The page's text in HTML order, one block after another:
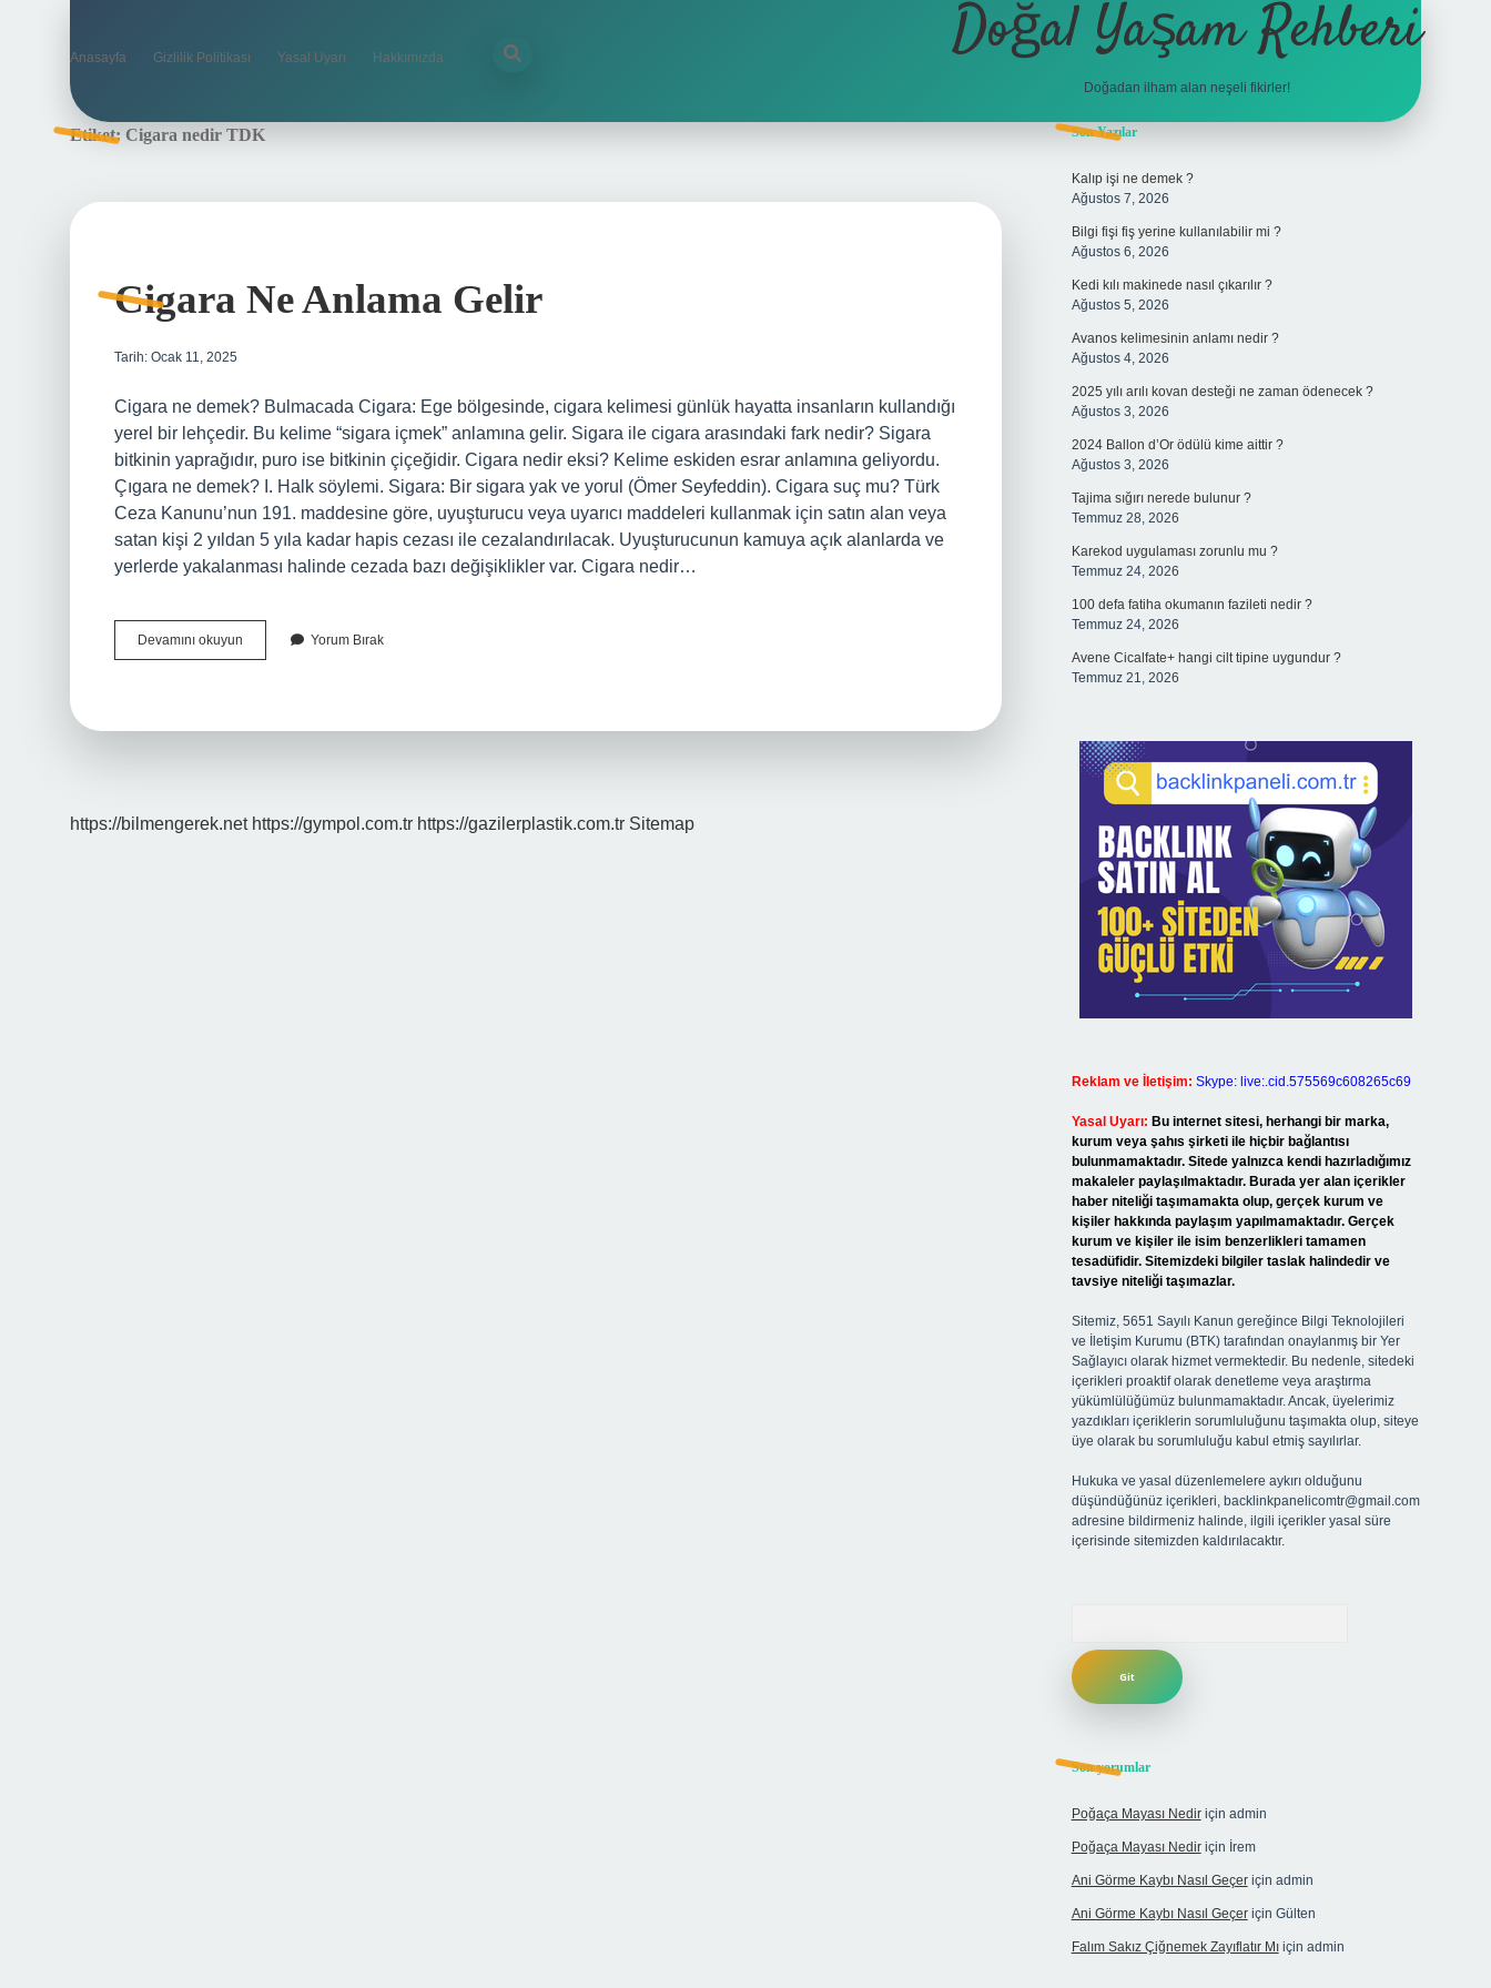
Anasayfa Gizlilik Politikası Yasal Uyarı Hakkımızda Doğal Yaşam Rehberi
Doğadan ilham alan neşeli fikirler!
Etiket: Cigara nedir TDK
Cigara Ne Anlama Gelir
Tarih: Ocak 11, 2025
Cigara ne demek? Bulmacada Cigara: Ege bölgesinde, cigara kelimesi günlük hayatta insanların kullandığı
yerel bir lehçedir. Bu kelime “sigara içmek” anlamına gelir. Sigara ile cigara arasındaki fark nedir? Sigara
bitkinin yaprağıdır, puro ise bitkinin çiçeğidir. Cigara nedir eksi? Kelime eskiden esrar anlamına geliyordu.
Çıgara ne demek? I. Halk söylemi. Sigara: Bir sigara yak ve yorul (Ömer Seyfeddin). Cigara suç mu? Türk
Ceza Kanunu’nun 191. maddesine göre, uyuşturucu veya uyarıcı maddeleri kullanmak için satın alan veya
satan kişi 2 yıldan 5 yıla kadar hapis cezası ile cezalandırılacak. Uyuşturucunun kamuya açık alanlarda ve
yerlerde yakalanması halinde cezada bazı değişiklikler var. Cigara nedir…
Devamını okuyun
Ne
Yorum Bırak
https://bilmengerek.net https://gympol.com.tr https://gazilerplastik.com.tr Sitemap
Sidebar
Son Yazılar
Kalıp işi ne demek ?
Ağustos 7, 2026
Bilgi fişi fiş yerine kullanılabilir mi ?
Ağustos 6, 2026
Kedi kılı makinede nasıl çıkarılır ?
Ağustos 5, 2026
Avanos kelimesinin anlamı nedir ?
Ağustos 4, 2026
2025 yılı arılı kovan desteği ne zaman ödenecek ?
Ağustos 3, 2026
2024 Ballon d’Or ödülü kime aittir ?
Ağustos 3, 2026
Tajima sığırı nerede bulunur ?
Temmuz 28, 2026
Karekod uygulaması zorunlu mu ?
Temmuz 24, 2026
100 defa fatiha okumanın fazileti nedir ?
Temmuz 24, 2026
Avene Cicalfate+ hangi cilt tipine uygundur ?
Temmuz 21, 2026
Reklam ve İletişim: Skype: live:.cid.575569c608265c69
Yasal Uyarı: Bu internet sitesi, herhangi bir marka,
kurum veya şahıs şirketi ile hiçbir bağlantısı
bulunmamaktadır. Sitede yalnızca kendi hazırladığımız
makaleler paylaşılmaktadır. Burada yer alan içerikler
haber niteliği taşımamakta olup, gerçek kurum ve
kişiler hakkında paylaşım yapılmamaktadır. Gerçek
kurum ve kişiler ile isim benzerlikleri tamamen
tesadüfidir. Sitemizdeki bilgiler taslak halindedir ve
tavsiye niteliği taşımazlar.
Sitemiz, 5651 Sayılı Kanun gereğince Bilgi Teknolojileri
ve İletişim Kurumu (BTK) tarafından onaylanmış bir Yer
Sağlayıcı olarak hizmet vermektedir. Bu nedenle, sitedeki
içerikleri proaktif olarak denetleme veya araştırma
yükümlülüğümüz bulunmamaktadır. Ancak, üyelerimiz
yazdıkları içeriklerin sorumluluğunu taşımakta olup, siteye
üye olarak bu sorumluluğu kabul etmiş sayılırlar.
Hukuka ve yasal düzenlemelere aykırı olduğunu
düşündüğünüz içerikleri, backlinkpanelicomtr@gmail.com
adresine bildirmeniz halinde, ilgili içerikler yasal süre
içerisinde sitemizden kaldırılacaktır.
Son yorumlar
Poğaça Mayası Nediriçin admin
Poğaça Mayası Nediriçin İrem
Ani Görme Kaybı Nasıl Geçeriçin admin
Ani Görme Kaybı Nasıl Geçeriçin Gülten
Falım Sakız Çiğnemek Zayıflatır Mıiçin admin